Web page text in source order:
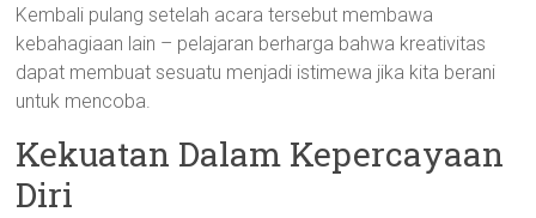
Kembali pulang setelah acara tersebut membawa
kebahagiaan lain – pelajaran berharga bahwa kreativitas
dapat membuat sesuatu menjadi istimewa jika kita berani
untuk mencoba.
Kekuatan Dalam Kepercayaan
Diri